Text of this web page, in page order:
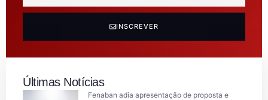
INSCREVER
Últimas Notícias
Fenaban adia apresentação de proposta e